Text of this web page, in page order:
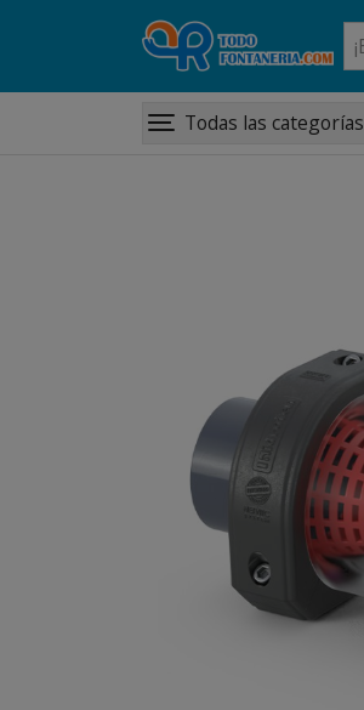
Todas las categorías